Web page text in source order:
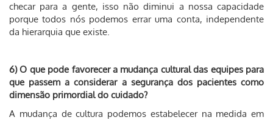
checar para a gente, isso não diminui a nossa capacidade
porque todos nós podemos errar uma conta, independente
da hierarquia que existe.
6) O que pode favorecer a mudança cultural das equipes para
que passem a considerar a segurança dos pacientes como
dimensão primordial do cuidado?
A mudança de cultura podemos estabelecer na medida em